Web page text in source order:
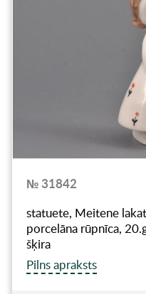
№ 31842
statuete, Meitene
porcelāna rūpnīca,
šķira
Pilns apraksts